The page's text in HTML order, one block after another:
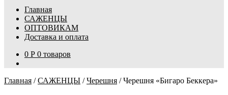
Главная
САЖЕНЦЫ
ОПТОВИКАМ
Доставка и оплата
0 Р 0 товаров
Главная /САЖЕНЦЫ /Черешня /Черешня «Бигаро Беккера»